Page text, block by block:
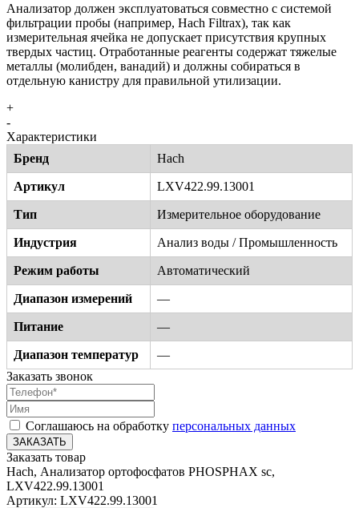
Анализатор должен эксплуатоваться совместно с системой
фильтрации пробы (например, Hach Filtrax), так как
измерительная ячейка не допускает присутствия крупных
твердых частиц. Отработанные реагенты содержат тяжелые
металлы (молибден, ванадий) и должны собираться в
отдельную канистру для правильной утилизации.
+
-
Характеристики
Бренд
Hach
Артикул LXV422.99.13001
Тип Измерительное оборудование
Индустрия Анализ воды / Промышленность
Режим работы Автоматический
Диапазон измерений —
Питание —
Диапазон температур
—
Заказать звонок
Соглашаюсь на обработку персональных данных
ЗАКАЗАТЬ
Заказать товар
Hach, Анализатор ортофосфатов PHOSPHAX sc,
LXV422.99.13001
Артикул: LXV422.99.13001